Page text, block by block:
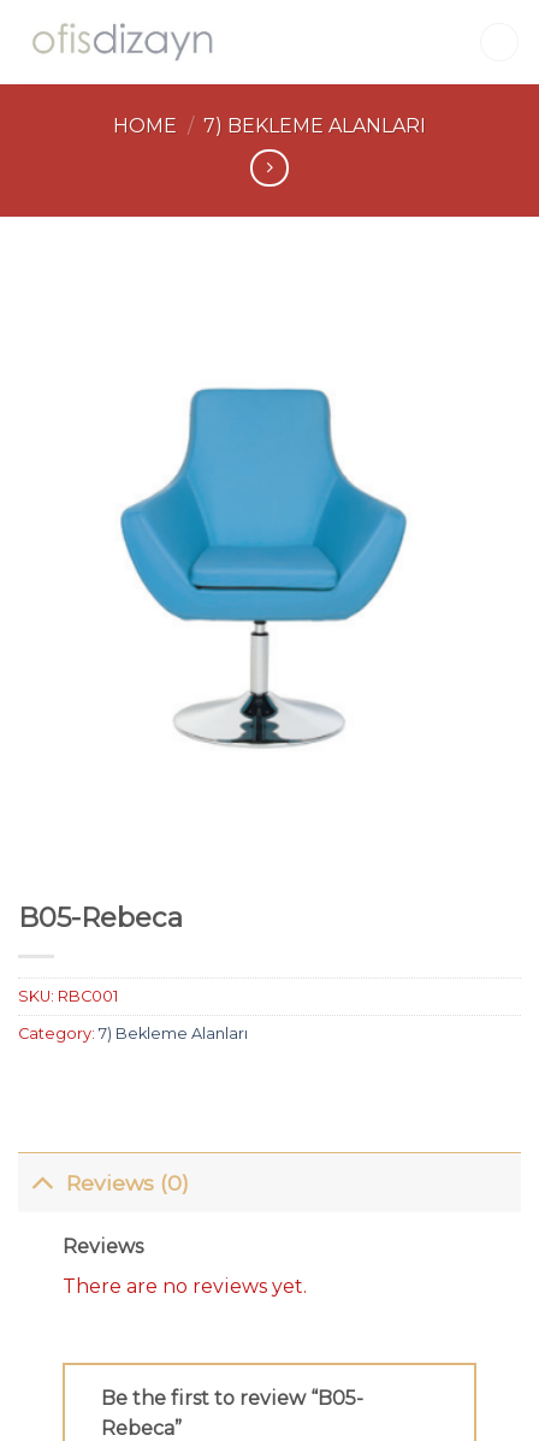
HOME / 7) BEKLEME ALANLARI
B05-Rebeca
SKU: RBC001
Category: 7) Bekleme Alanları
Reviews (0)
Reviews
There are no reviews yet.
Be the first to review “B05-
Rebeca”